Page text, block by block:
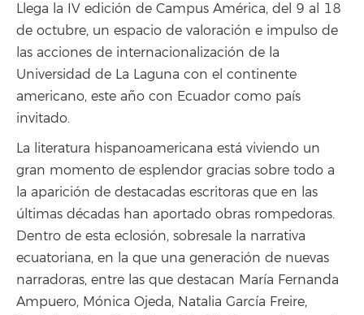
Llega la IV edición de Campus América, del 9 al 18
de octubre, un espacio de valoración e impulso de
las acciones de internacionalización de la
Universidad de La Laguna con el continente
americano, este año con Ecuador como país
invitado.
La literatura hispanoamericana está viviendo un
gran momento de esplendor gracias sobre todo a
la aparición de destacadas escritoras que en las
últimas décadas han aportado obras rompedoras.
Dentro de esta eclosión, sobresale la narrativa
ecuatoriana, en la que una generación de nuevas
narradoras, entre las que destacan María Fernanda
Ampuero, Mónica Ojeda, Natalia García Freire,